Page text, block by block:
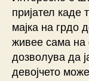
пријател каде
мајка на грдо
живее сама на
дозволува да
девојчето